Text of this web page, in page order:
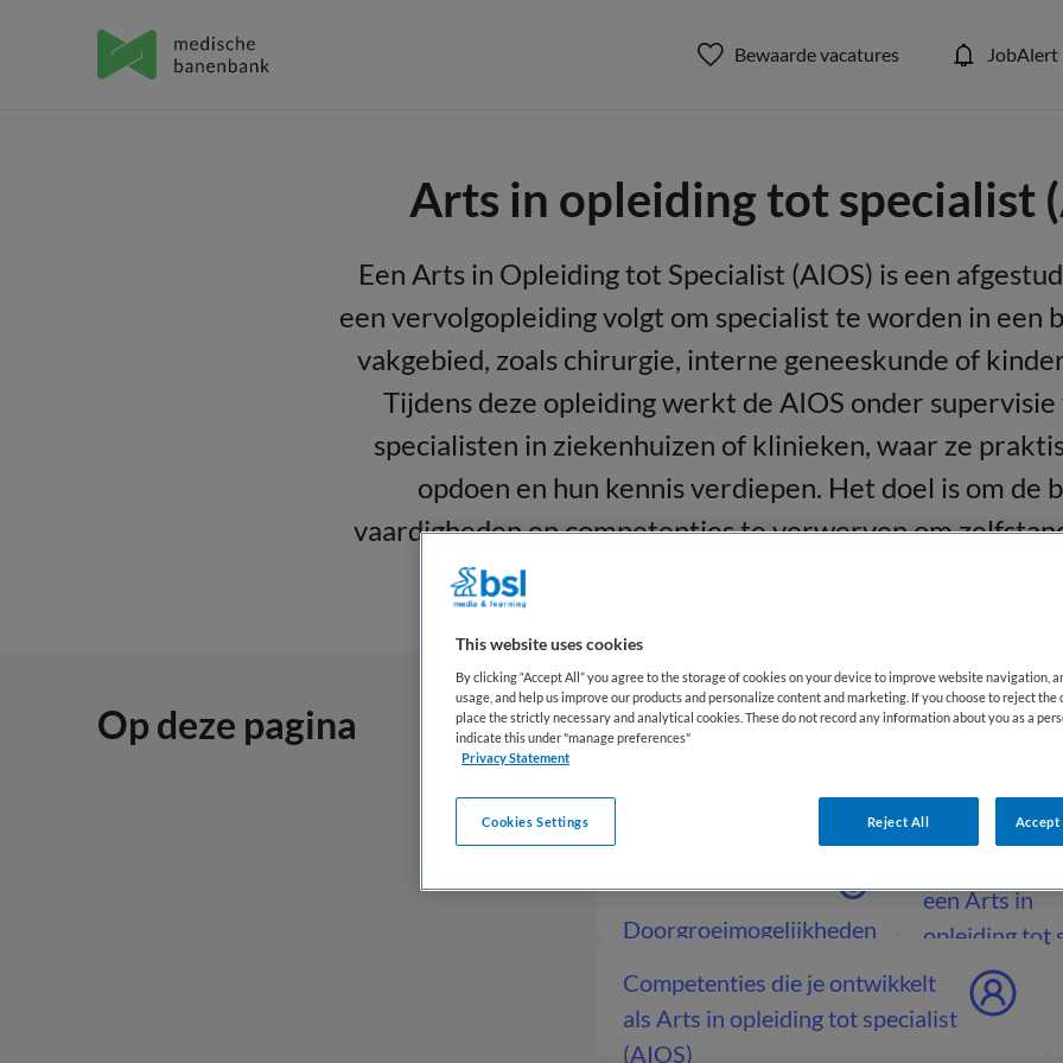
Bewaarde vacatures JobAlert
Arts in opleiding tot specialist
Een Arts in Opleiding tot Specialist (AIOS) is een
een vervolgopleiding volgt om specialist te worden in een
vakgebied, zoals chirurgie, interne geneeskunde of
Tijdens deze opleiding werkt de AIOS onder
specialisten in ziekenhuizen of klinieken, waar ze
opdoen en hun kennis verdiepen. Het doel is om de
vaardigheden en competenties te verwerven om
Op deze pagina
Wat is een Arts in
specialist
Doorgroeimogelijkheden
specialist (AIOS)
een Arts in
opleiding tot
(AIOS)
Competenties die je ontwikkelt
als Arts in opleiding tot specialist
(AIOS)
This website uses cookies
By clicking “Accept All” you agree to the storage of cookies on your device to improve website navigation,
usage, and help us improve our products and personalize content and marketing. If you choose to reject the
place the strictly necessary and analytical cookies. These do not record any information about you as a
indicate this under "manage preferences"
Privacy Statement
Reject All Accept
Cookies Settings